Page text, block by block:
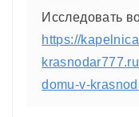
Исследовать
https://
domu-v-